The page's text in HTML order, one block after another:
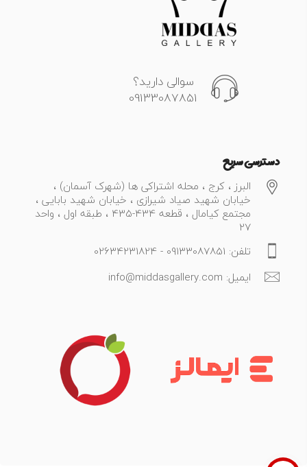
سوالی دارید؟
09133087851
دسترسی سریع
البرز ، کرج ، محله اشتراکی ها (شهرک آسمان) ،
خیابان شهید صیاد شیرازی ، خیابان شهید بابایی ،
مجتمع کیامال ، قطعه 434-435 ، طبقه اول ، واحد
27
تلفن: 09133087851 - 02634231824
ایمیل: info@middasgallery.com